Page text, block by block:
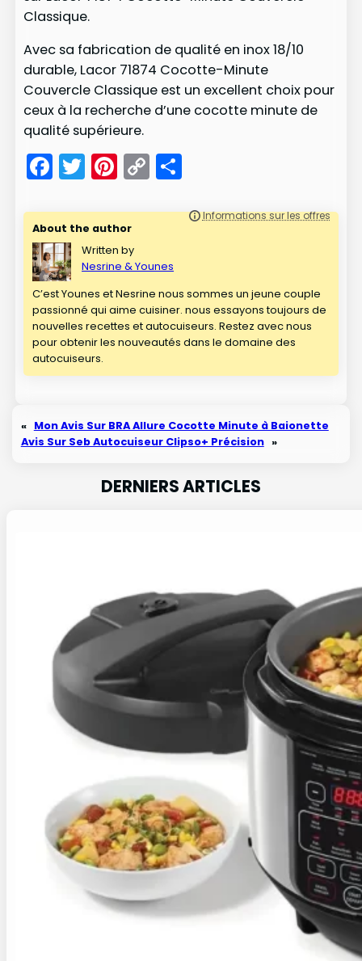
Classique.
Avec sa fabrication de qualité en inox 18/10
durable, Lacor 71874 Cocotte-Minute
Couvercle Classique est un excellent choix pour
ceux à la recherche d’une cocotte minute de
qualité supérieure.
Facebook
Twitter
Pinterest
Copy
Link
About the author
Written by
Nesrine & Younes
C’est Younes et Nesrine nous sommes un jeune couple
passionné qui aime cuisiner. nous essayons toujours de
nouvelles recettes et autocuiseurs. Restez avec nous
pour obtenir les nouveautés dans le domaine des
autocuiseurs.
« Mon Avis Sur BRA Allure Cocotte Minute à Baionette
Avis Sur Seb Autocuiseur Clipso+ Précision »
DERNIERS ARTICLES